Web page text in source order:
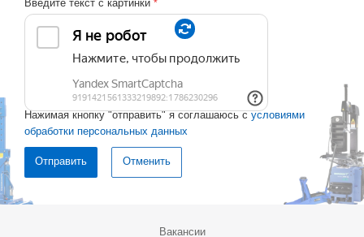
Введите текст с картинки *
Нажимая кнопку "отправить" я соглашаюсь с условиями
обработки персональных данных
Отменить
Вакансии